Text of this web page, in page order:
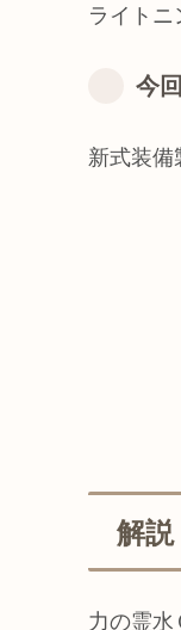
ライト
今
新式装備
解説
力の霊水